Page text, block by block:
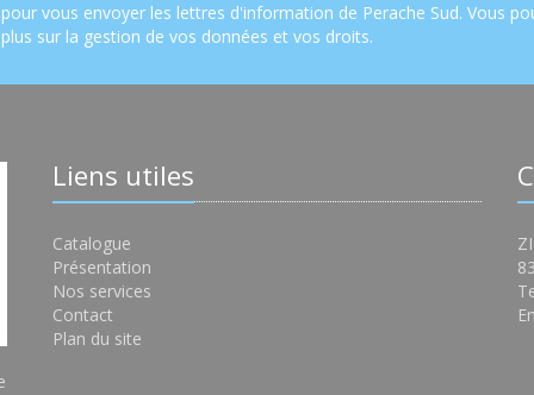
vous envoyer les lettres d'information de Perache Sud. Vous
sur la gestion de vos données et vos droits.
Liens utiles
Catalogue
Présentation
Nos services
Contact
Plan du site